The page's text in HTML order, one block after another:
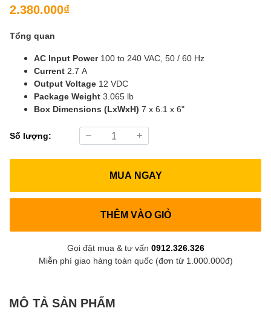
2.380.000₫
Tổng quan
AC Input Power100 to 240 VAC, 50 / 60 Hz
Current 2.7 A
Output Voltage 12 VDC
Package Weight 3.065 lb
Box Dimensions (LxWxH) 7 x 6.1 x 6"
Số lượng:
MUA NGAY
THÊM VÀO GIỎ
Gọi đặt mua & tư vấn 0912.326.326
Miễn phí giao hàng toàn quốc (đơn từ 1.000.000đ)
MÔ TẢ SẢN PHẨM